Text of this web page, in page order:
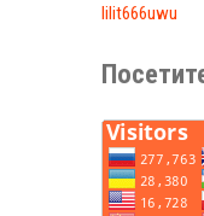
lilit666uwu